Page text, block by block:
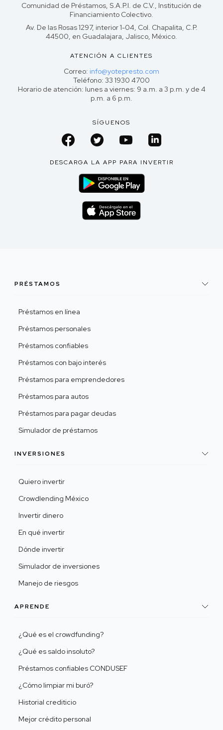
Comunidad de Préstamos, S.A.P.I. de C.V., Institución de
Financiamiento Colectivo.
Av. De las Rosas 1297, interior 1-04, Col. Chapalita, C.P.
44500, en Guadalajara, Jalisco, México.
ATENCIÓN A CLIENTES
Correo: info@yotepresto.com
Teléfono: 33 1930 4700
Horario de atención: lunes a viernes: 9 a.m. a 3 p.m. y de 4
p.m. a 6 p.m.
SÍGUENOS
DESCARGA LA APP PARA INVERTIR
PRÉSTAMOS
Préstamos en línea
Préstamos personales
Préstamos confiables
Préstamos con bajo interés
Préstamos para emprendedores
Préstamos para autos
Préstamos para pagar deudas
Simulador de préstamos
INVERSIONES
Quiero invertir
Crowdlending México
Invertir dinero
En qué invertir
Dónde invertir
Simulador de inversiones
Manejo de riesgos
APRENDE
¿Qué es el crowdfunding?
¿Qué es saldo insoluto?
Préstamos confiables CONDUSEF
¿Cómo limpiar mi buró?
Historial crediticio
Mejor crédito personal